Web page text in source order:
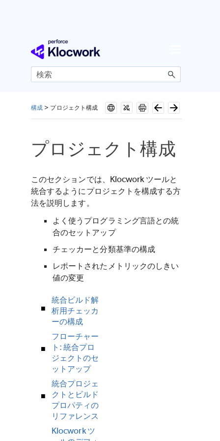
メイン コンテンツにスキップ
構成 > プロジェクト構成
プロジェクト構成
このセクションでは、Klocwork ツールと
統合するようにプロジェクトを構成する方
法を説明します。
よく使うプログラミング言語との統
合のセットアップ
チェッカーと分類基準の構成
レポートされたメトリックのしきい
値の変更
統合ビルド解
析用チェッカ
ーの構成
フローチャー
ト: 統合プロ
ジェクトのセ
ットアップ
統合プロジェ
クトとビルド
プロパティの
リファレンス
Klocwork ツ